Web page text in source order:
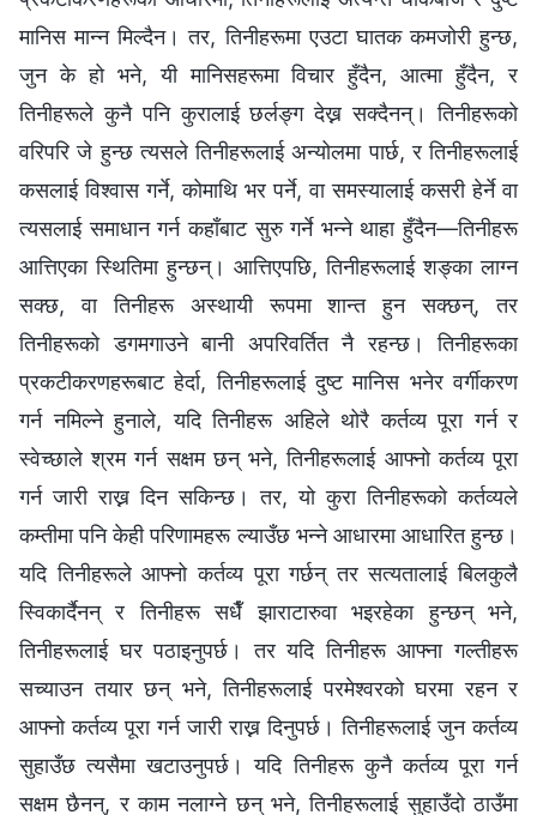
मानिस मान्न मिल्दैन। तर, तिनीहरूमा एउटा घातक कमजोरी हुन्छ,
जुन के हो भने, यी मानिसहरूमा विचार हुँदैन, आत्मा हुँदैन, र
तिनीहरूले कुनै पनि कुरालाई छर्लङ्ग देख्न सक्दैनन्। तिनीहरूको
वरिपरि जे हुन्छ त्यसले तिनीहरूलाई अन्योलमा पार्छ, र तिनीहरूलाई
कसलाई विश्‍वास गर्ने, कोमाथि भर पर्ने, वा समस्यालाई कसरी हेर्ने वा
त्यसलाई समाधान गर्न कहाँबाट सुरु गर्ने भन्ने थाहा हुँदैन—तिनीहरू
आत्तिएका स्थितिमा हुन्छन्। आत्तिएपछि, तिनीहरूलाई शङ्का लाग्न
सक्छ, वा तिनीहरू अस्थायी रूपमा शान्त हुन सक्छन्, तर
तिनीहरूको डगमगाउने बानी अपरिवर्तित नै रहन्छ। तिनीहरूका
प्रकटीकरणहरूबाट हेर्दा, तिनीहरूलाई दुष्ट मानिस भनेर वर्गीकरण
गर्न नमिल्ने हुनाले, यदि तिनीहरू अहिले थोरै कर्तव्य पूरा गर्न र
स्वेच्छाले श्रम गर्न सक्षम छन् भने, तिनीहरूलाई आफ्नो कर्तव्य पूरा
गर्न जारी राख्न दिन सकिन्छ। तर, यो कुरा तिनीहरूको कर्तव्यले
कम्तीमा पनि केही परिणामहरू ल्याउँछ भन्ने आधारमा आधारित हुन्छ।
यदि तिनीहरूले आफ्नो कर्तव्य पूरा गर्छन् तर सत्यतालाई बिलकुलै
स्विकार्दैनन् र तिनीहरू सधैँ झाराटारुवा भइरहेका हुन्छन् भने,
तिनीहरूलाई घर पठाइनुपर्छ। तर यदि तिनीहरू आफ्ना गल्तीहरू
सच्याउन तयार छन् भने, तिनीहरूलाई परमेश्‍वरको घरमा रहन र
आफ्नो कर्तव्य पूरा गर्न जारी राख्न दिनुपर्छ। तिनीहरूलाई जुन कर्तव्य
सुहाउँछ त्यसैमा खटाउनुपर्छ। यदि तिनीहरू कुनै कर्तव्य पूरा गर्न
सक्षम छैनन्, र काम नलाग्‍ने छन् भने, तिनीहरूलाई सुहाउँदो ठाउँमा